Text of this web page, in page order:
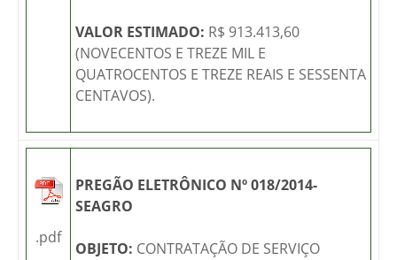
VALOR ESTIMADO: R$ 913.413,60
(NOVECENTOS E TREZE MIL E
QUATROCENTOS E TREZE REAIS E SESSENTA
CENTAVOS).
.pdf
PREGÃO ELETRÔNICO Nº 018/2014-
SEAGRO
OBJETO: CONTRATAÇÃO DE SERVIÇO